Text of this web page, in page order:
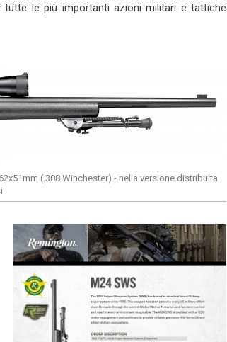
le più importanti azioni militari e tattiche
(.308 Winchester) - nella versione distribuita